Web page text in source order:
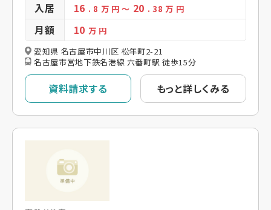
入居 16 . 8 万 円～ 20 . 38万 円
月額 10万 円
愛知県 名古屋市中川区 松年町2-21
名古屋市営地下鉄名港線 六番町駅 徒歩15分
資料請求する もっと詳しくみる